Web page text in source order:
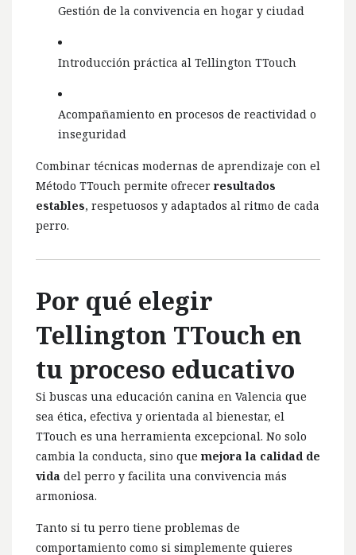
Gestión de la convivencia en hogar y ciudad
Introducción práctica al Tellington TTouch
Acompañamiento en procesos de reactividad o
inseguridad
Combinar técnicas modernas de aprendizaje con el
Método TTouch permite ofrecer resultados
estables, respetuosos y adaptados al ritmo de cada
perro.
Por qué elegir
Tellington TTouch en
tu proceso educativo
Si buscas una educación canina en Valencia que
sea ética, efectiva y orientada al bienestar, el
TTouch es una herramienta excepcional. No solo
cambia la conducta, sino que mejora la calidad de
vida del perro y facilita una convivencia más
armoniosa.
Tanto si tu perro tiene problemas de
comportamiento como si simplemente quieres